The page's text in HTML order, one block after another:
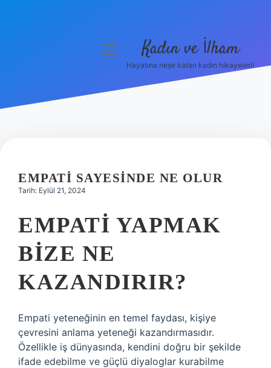
Hakkımızda
menüyü
Kadın ve İlham
Hayatına neşe katan kadın hikayeleri!
EMPATI SAYESINDE NE OLUR
Tarih: Eylül 21, 2024
EMPATI YAPMAK
BIZE NE
KAZANDIRIR?
Empati yeteneğinin en temel faydası, kişiye
çevresini anlama yeteneği kazandırmasıdır.
Özellikle iş dünyasında, kendini doğru bir şekilde
ifade edebilme ve güçlü diyaloglar kurabilme